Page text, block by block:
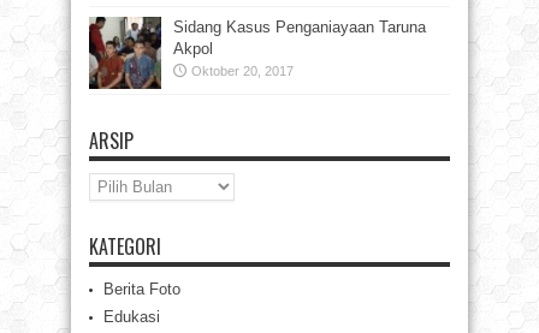
Sidang Kasus Penganiayaan Taruna
Akpol
Oktober 20, 2017
ARSIP
Arsip
KATEGORI
Berita Foto
Edukasi